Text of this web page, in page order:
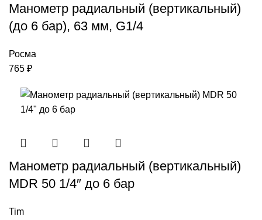
Манометр радиальный (вертикальный)
(до 6 бар), 63 мм, G1/4
Росма
765 ₽
Манометр радиальный (вертикальный)
MDR 50 1/4″ до 6 бар
Tim